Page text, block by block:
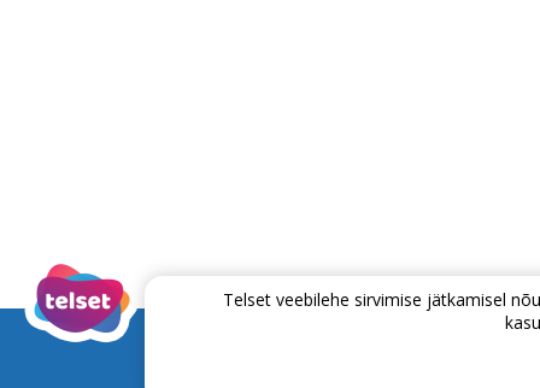
Telset veebilehe sirvimise jätkamisel